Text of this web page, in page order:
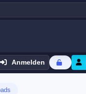
Anmelden